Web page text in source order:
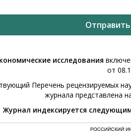
исследования
от
Перечень рецензируемых
журнала представлена
Журнал индексируется